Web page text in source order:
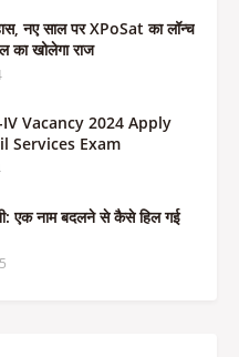
नए साल पर XPoSat का लॉन्च
का खोलेगा राज
Vacancy 2024 Apply
Services Exam
एक नाम बदलने से कैसे हिल गई